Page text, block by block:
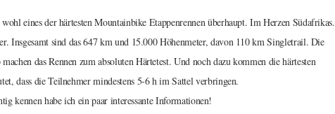
eines der härtesten Mountainbike Etappenrennen überhaupt. Im Herzen Südafrikas.
Insgesamt sind das 647 km und 15.000 Höhenmeter, davon 110 km Singletrail. Die
das Rennen zum absoluten Härtetest. Und noch dazu kommen die härtesten
dass die Teilnehmer mindestens 5-6 h im Sattel verbringen.
kennen habe ich ein paar interessante Informationen!